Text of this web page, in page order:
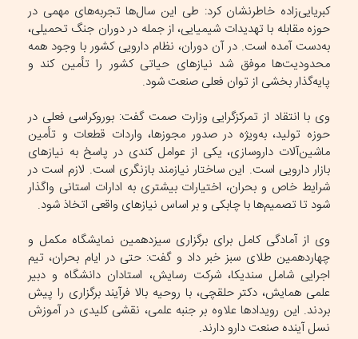
کبریایی‌زاده خاطرنشان کرد: طی این سال‌ها تجربه‌های مهمی در
حوزه مقابله با تهدیدات شیمیایی، از جمله در دوران جنگ تحمیلی،
به‌دست آمده است. در آن دوران، نظام دارویی کشور با وجود همه
محدودیت‌ها موفق شد نیازهای حیاتی کشور را تأمین کند و
پایه‌گذار بخشی از توان فعلی صنعت شود.
وی با انتقاد از تمرکزگرایی وزارت صمت گفت: بوروکراسی فعلی در
حوزه تولید، به‌ویژه در صدور مجوزها، واردات قطعات و تأمین
ماشین‌آلات داروسازی، یکی از عوامل کندی در پاسخ به نیازهای
بازار دارویی است. این ساختار نیازمند بازنگری است. لازم است در
شرایط خاص و بحران، اختیارات بیشتری به ادارات استانی واگذار
شود تا تصمیم‌ها با چابکی و بر اساس نیازهای واقعی اتخاذ شود.
وی از آمادگی کامل برای برگزاری سیزدهمین نمایشگاه مکمل و
چهاردهمین طلای سبز خبر داد و گفت: حتی در ایام بحران، تیم
اجرایی شامل سندیکا، شرکت رسایش، استادان دانشگاه و دبیر
علمی همایش، دکتر حلقچی، با روحیه بالا فرآیند برگزاری را پیش
بردند. این رویدادها علاوه بر جنبه علمی، نقشی کلیدی در آموزش
نسل آینده صنعت دارو دارند.